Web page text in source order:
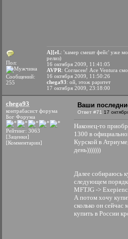
Пол:
Сообщений:
255
A][eL: 'хамер смешт фейс' уже
релиз)
16 октября 2009, 11:41:05
AVPR: Согласен! Ace Ventura
16 октября 2009, 11:50:26
chega93: ой, этож раритет
17 октября 2009, 23:18:00
chega93
контрабасист форума
Бог Форума
Рейтинг: 3063
[Заценки]
[Комментарии]
Ваши
Ответ #71 17
Наконец-то
1300 в
Курской в
день)))))))
Далее собираюсь
следующем
MFTJG ->
А потом хочу
сколько он сейчас
купить в России